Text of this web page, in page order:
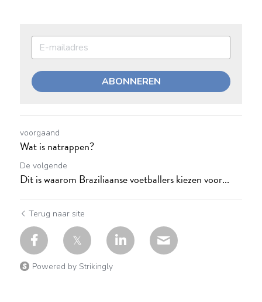
ABONNEREN
voorgaand
Wat is natrappen?
De volgende
Dit is waarom Braziliaanse voetballers kiezen voor...
Terug naar site
Powered by Strikingly